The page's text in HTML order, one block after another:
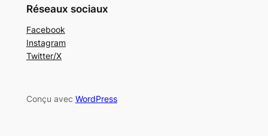
Réseaux sociaux
Facebook
Instagram
Twitter/X
Conçu avec WordPress